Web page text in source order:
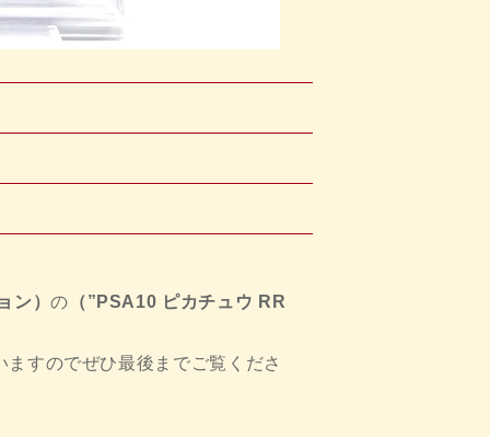
ン）の （”PSA10 ピカチュウ RR
すのでぜひ最後までご覧くださ